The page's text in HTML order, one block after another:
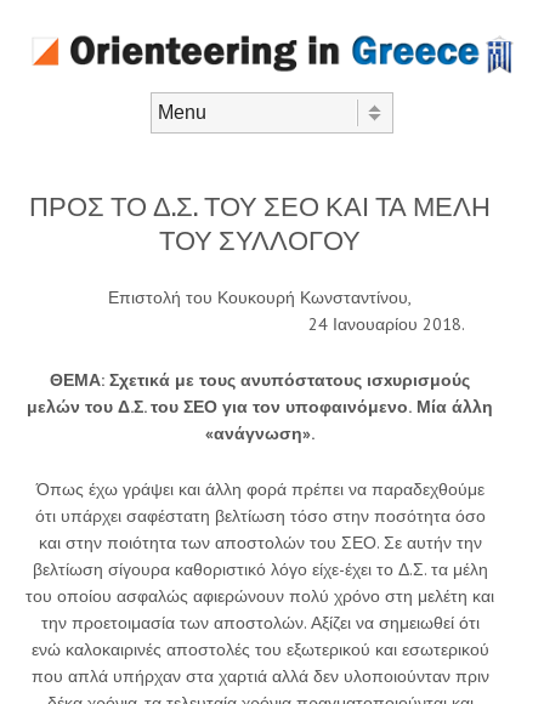
ΠΡΟΣ ΤΟ Δ.Σ. ΤΟΥ ΣΕΟ ΚΑΙ ΤΑ ΜΕΛΗ
ΤΟΥ ΣΥΛΛΟΓΟΥ
Επιστολή του Κουκουρή Κωνσταντίνου,
24 Ιανουαρίου 2018.
ΘΕΜΑ: Σχετικά με τους ανυπόστατους ισxυρισμούς
μελών του Δ.Σ. του ΣΕΟ για τον υποφαινόμενο. Μία άλλη
«ανάγνωση».
Όπως έχω γράψει και άλλη φορά πρέπει να παραδεχθούμε
ότι υπάρχει σαφέστατη βελτίωση τόσο στην ποσότητα όσο
και στην ποιότητα των αποστολών του ΣΕΟ. Σε αυτήν την
βελτίωση σίγουρα καθοριστικό λόγο είχε-έχει το Δ.Σ. τα μέλη
του οποίου ασφαλώς αφιερώνουν πολύ χρόνο στη μελέτη και
την προετοιμασία των αποστολών. Αξίζει να σημειωθεί ότι
ενώ καλοκαιρινές αποστολές του εξωτερικού και εσωτερικού
που απλά υπήρχαν στα χαρτιά αλλά δεν υλοποιούνταν πριν